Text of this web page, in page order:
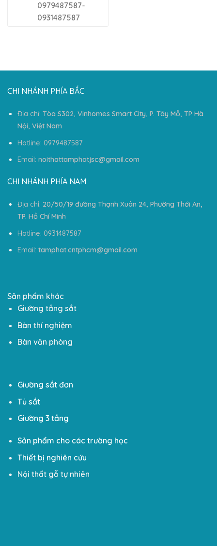
0979487587-
0931487587
CHI NHÁNH PHÍA BẮC
Địa chỉ: Tòa S302, Vinhomes Smart City, P. Tây Mỗ, TP Hà
Nội, Việt Nam
Hotline: 0979487587
Email: noithattamphatjsc@gmail.com
CHI NHÁNH PHÍA NAM
Địa chỉ: 20/50/19 đường Thạnh Xuân 24, Phường Thới An,
TP. Hồ Chí Minh
Hotline: 0931487587
Email: tamphat.cntphcm@gmail.com
Sản phẩm khác
Giường tầng sắt
Bàn thí nghiệm
Bàn văn phòng
Giường sắt đơn
Tủ sắt
Giường 3 tầng
Sản phẩm cho các trường học
Thiết bị nghiên cứu
Nội thất gỗ tự nhiên